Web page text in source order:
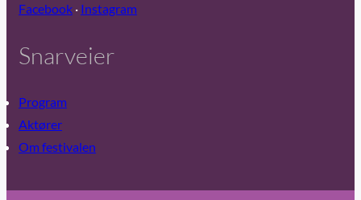
Facebook · Instagram
Snarveier
Program
Aktører
Om festivalen